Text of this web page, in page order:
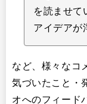
を読ませて
アイデアが
など、様々なコ
気づいたこと・
オへのフィード